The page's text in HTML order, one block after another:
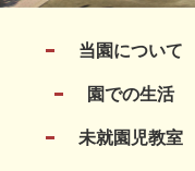
当園について
園での生活
未就園児教室